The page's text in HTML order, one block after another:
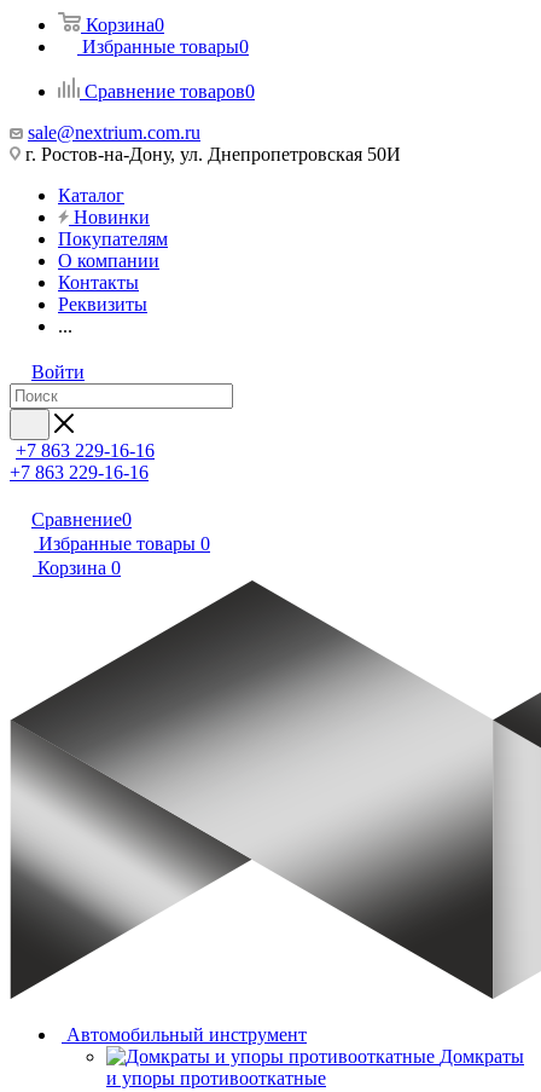
Корзина0
Избранные товары0
Сравнение товаров0
sale@nextrium.com.ru
г. Ростов-на-Дону, ул. Днепропетровская 50И
Каталог
Новинки
Покупателям
О компании
Контакты
Реквизиты
...
Войти
+7 863 229-16-16
+7 863 229-16-16
Сравнение0
Избранные товары 0
Корзина 0
Автомобильный инструмент
Домкраты
и упоры противооткатные